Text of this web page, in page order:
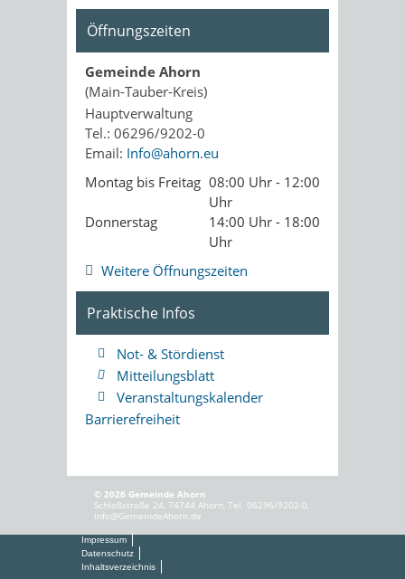
Öffnungszeiten
Gemeinde Ahorn
(Main-Tauber-Kreis)
Hauptverwaltung
Tel.: 06296/9202-0
Email: Info@ahorn.eu
Montag bis Freitag 08:00 Uhr - 12:00
Uhr
Donnerstag
14:00 Uhr - 18:00
Uhr
Weitere Öffnungszeiten
Praktische Infos
Not- & Stördienst
Mitteilungsblatt
Veranstaltungskalender
Barrierefreiheit
© 2026 Gemeinde Ahorn
Schloßstraße 24, 74744 Ahorn, Tel. 06296/9202-0,
info@GemeindeAhorn.de
Impressum
Datenschutz
Inhaltsverzeichnis